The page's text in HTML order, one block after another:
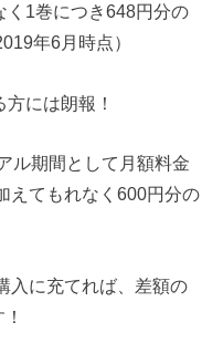
く1巻につき648円分の
年6月時点）
には朗報！
ル期間として月額料金
えてもれなく600円分の
入に充てれば、差額の